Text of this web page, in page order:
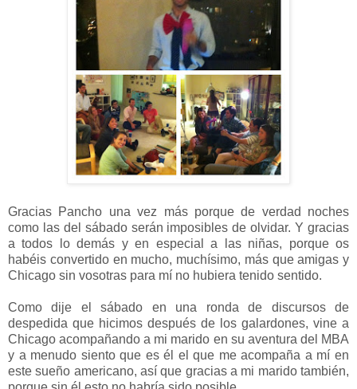
Gracias Pancho una vez más porque de verdad noches
como las del sábado serán imposibles de olvidar. Y gracias
a todos lo demás y en especial a las niñas, porque os
habéis convertido en mucho, muchísimo, más que amigas y
Chicago sin vosotras para mí no hubiera tenido sentido.
Como dije el sábado en una ronda de discursos de
despedida que hicimos después de los galardones, vine a
Chicago acompañando a mi marido en su aventura del MBA
y a menudo siento que es él el que me acompaña a mí en
este sueño americano, así que gracias a mi marido también,